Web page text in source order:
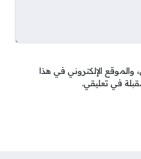
والموقع الإلكتروني في هذا
في تعليقي.